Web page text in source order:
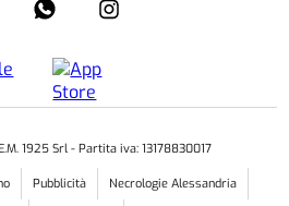
1925 Srl - Partita iva: 13178830017
Pubblicità
Necrologie Alessandria